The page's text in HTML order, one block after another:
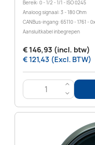
Bereik: 0 - 1/2 - 1/1 - ISO 0245
Analoog signaal: 3 - 180 Ohm
CANBus-ingang: 65110 - 1761 -
Aansluitkabel inbegrepen
€ 146,93 (incl. btw)
€ 121,43 (Excl. BTW)
>
<